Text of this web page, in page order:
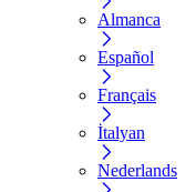
Almanca
Español
Français
İtalyan
Nederlands